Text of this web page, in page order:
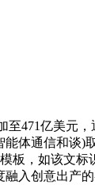
亿美元，
体通信和谈
，如该文
入创意出